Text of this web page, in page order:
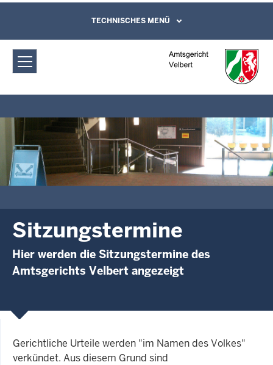
Amtsgericht Velbert: Sitzungstermine
Direkt zum Inhalt
Leichte Sprache, Gebärdensprachenvideo
und Kontaktformular
TECHNISCHES MENÜ
Sitzungstermine
Hier werden die Sitzungstermine des
Amtsgerichts Velbert angezeigt
Gerichtliche Urteile werden "im Namen des Volkes"
verkündet. Aus diesem Grund sind